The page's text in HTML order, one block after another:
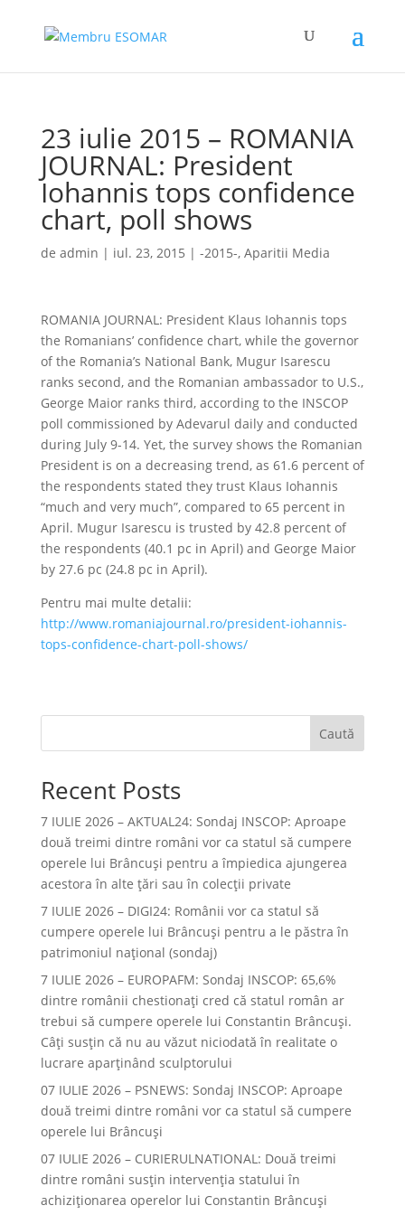
23 iulie 2015 – ROMANIA
JOURNAL: President
Iohannis tops confidence
chart, poll shows
de admin | iul. 23, 2015 | -2015-, Aparitii Media
ROMANIA JOURNAL: President Klaus Iohannis tops
the Romanians’ confidence chart, while the governor
of the Romania’s National Bank, Mugur Isarescu
ranks second, and the Romanian ambassador to U.S.,
George Maior ranks third, according to the INSCOP
poll commissioned by Adevarul daily and conducted
during July 9-14. Yet, the survey shows the Romanian
President is on a decreasing trend, as 61.6 percent of
the respondents stated they trust Klaus Iohannis
“much and very much”, compared to 65 percent in
April. Mugur Isarescu is trusted by 42.8 percent of
the respondents (40.1 pc in April) and George Maior
by 27.6 pc (24.8 pc in April).
Pentru mai multe detalii:
http://www.romaniajournal.ro/president-iohannis-
tops-confidence-chart-poll-shows/
Caută
Recent Posts
7 IULIE 2026 – AKTUAL24: Sondaj INSCOP: Aproape
două treimi dintre români vor ca statul să cumpere
operele lui Brâncuşi pentru a împiedica ajungerea
acestora în alte ţări sau în colecţii private
7 IULIE 2026 – DIGI24: Românii vor ca statul să
cumpere operele lui Brâncuși pentru a le păstra în
patrimoniul național (sondaj)
7 IULIE 2026 – EUROPAFM: Sondaj INSCOP: 65,6%
dintre românii chestionați cred că statul român ar
trebui să cumpere operele lui Constantin Brâncuși.
Câți susțin că nu au văzut niciodată în realitate o
lucrare aparținând sculptorului
07 IULIE 2026 – PSNEWS: Sondaj INSCOP: Aproape
două treimi dintre români vor ca statul să cumpere
operele lui Brâncuși
07 IULIE 2026 – CURIERULNATIONAL: Două treimi
dintre români susțin intervenția statului în
achiziționarea operelor lui Constantin Brâncuși